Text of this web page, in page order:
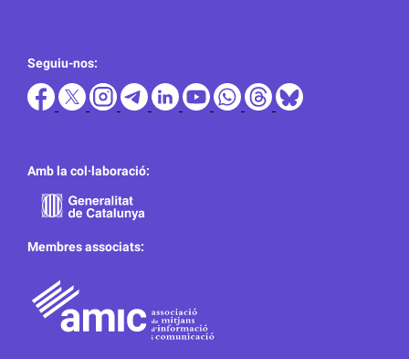
Seguiu-nos:
Amb la col·laboració:
Membres associats: